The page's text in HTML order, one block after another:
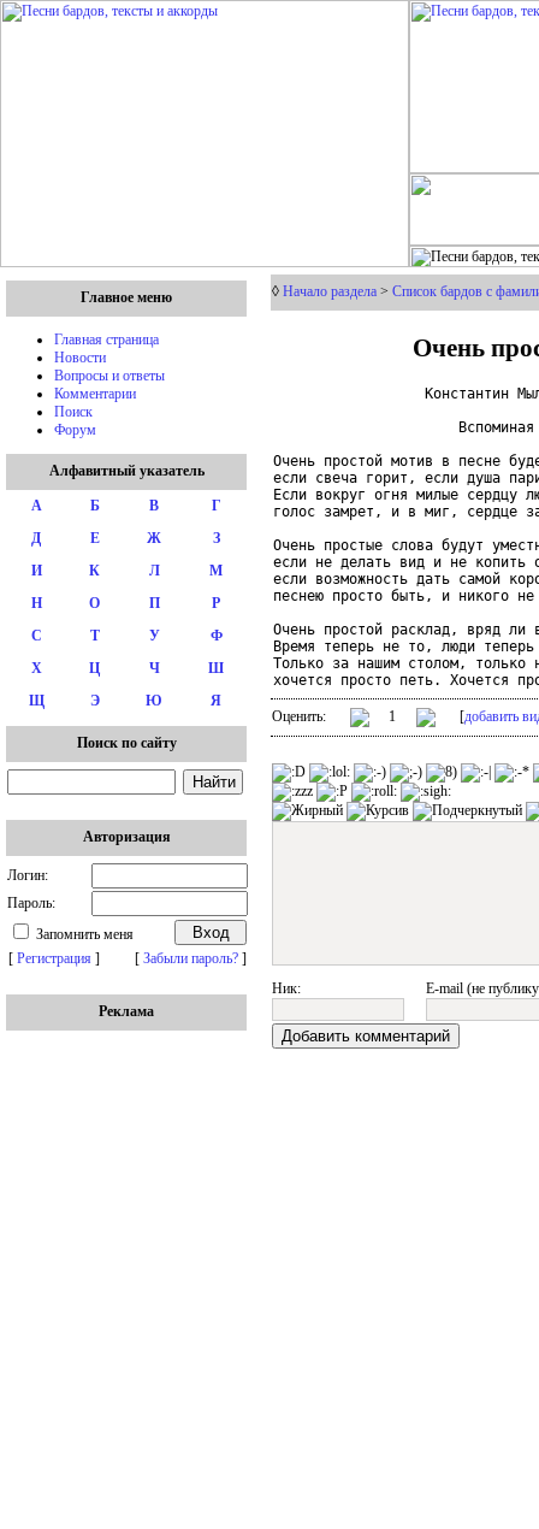
Главное меню
Главная страница
Новости
Вопросы и ответы
Комментарии
Поиск
Форум
Алфавитный указатель
А Б В
Г
Д
Е Ж
З
И
К Л
М
Н
О П
Р
С
Т У
Ф
Х
Ц Ч
Ш
Щ
Э Ю Я
Поиск по сайту
Авторизация
Логин:
Пароль:
Запомнить меня
[ Регистрация ] [ Забыли пароль? ]
Реклама
◊ Начало раздела > Список бардов с
Очень
Константин
Очень простой мотив в песне
если свеча горит, если душа
Если вокруг огня милые сердцу
голос замрет, и в миг, сердце
Очень простые слова будут
если не делать вид и не копить
если возможность дать самой
песнею просто быть, и никого
Очень простой расклад, вряд ли
Время теперь не то, люди
Только за нашим столом, только
Оценить: 1 [добавить
Ник: E-mail (не